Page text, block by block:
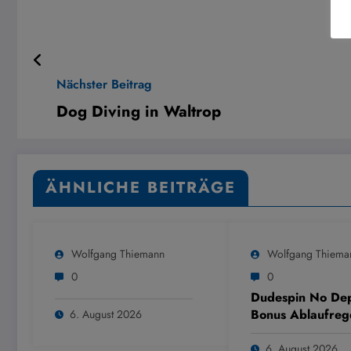
Nächster Beitrag
Dog Diving in Waltrop
ÄHNLICHE BEITRÄGE
Wolfgang Thiemann
0
6. August 2026
Wolfgang
0
Dudespin No
Bonus